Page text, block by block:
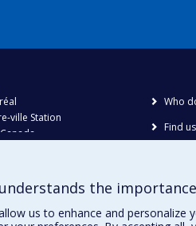
ville Station
#38492
Who
Find us
the
us to enhance and personalize